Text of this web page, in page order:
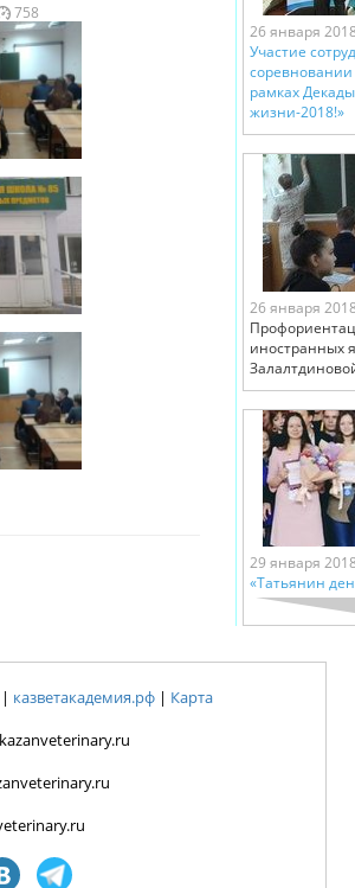
758
26 января
Участие
соревновании
рамках
жизни-2018!»
26 января
иностранных
29 января
«Татьянин
| казветакадемия.рф | Карта